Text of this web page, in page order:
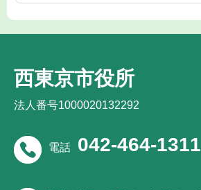
西東京市役所
法人番号1000020132292
電話 042-464-1311